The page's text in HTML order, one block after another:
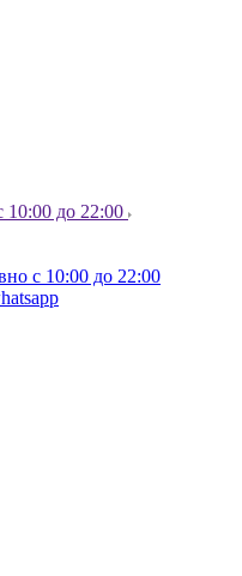
10:00 до 22:00
с 10:00 до 22:00